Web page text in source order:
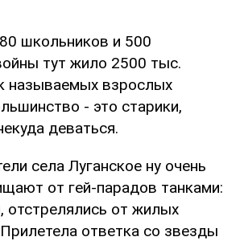
школьников и 500
тут жило 2500 тыс.
называемых взрослых
- это старики,
деваться.
села Луганское ну очень
от гей-парадов танками:
отстрелялись от жилых
ответка со звезды